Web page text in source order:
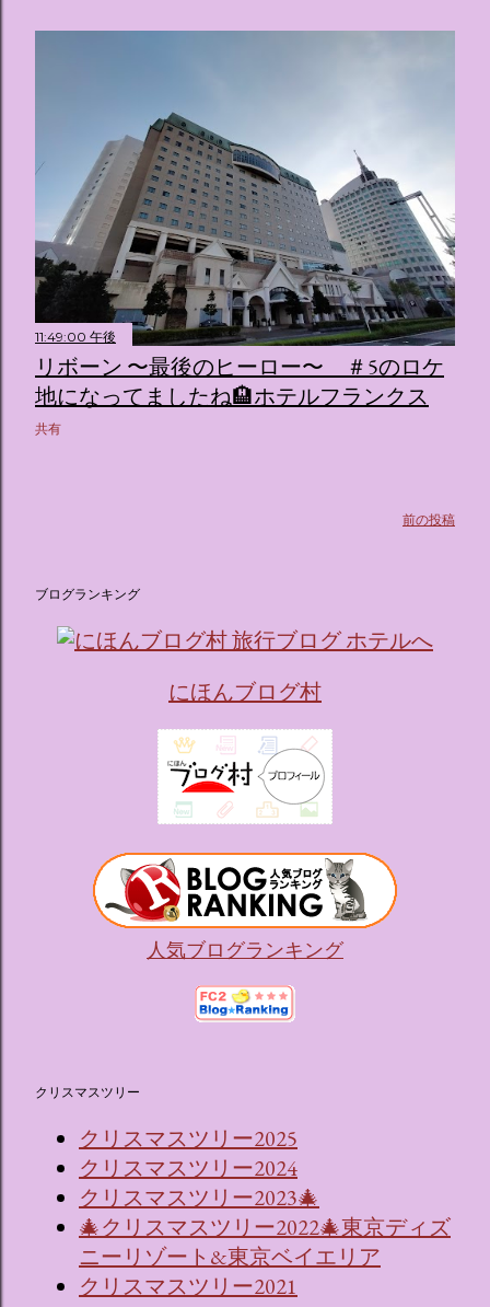
11:49:00 午後
リボーン 〜最後のヒーロー〜 ＃5のロケ
地になってましたね🏨ホテルフランクス
共有
前の投稿
ブログランキング
にほんブログ村
人気ブログランキング
クリスマスツリー
クリスマスツリー2025
クリスマスツリー2024
クリスマスツリー2023🎄
🎄クリスマスツリー2022🎄東京ディズ
ニーリゾート&東京ベイエリア
クリスマスツリー2021